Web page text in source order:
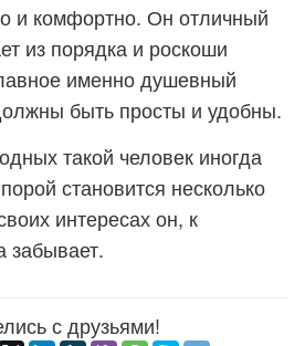
и комфортно. Он отличный
из порядка и роскоши
именно душевный
быть просты и удобны.
такой человек иногда
становится несколько
интересах он, к
забывает.
с друзьями!